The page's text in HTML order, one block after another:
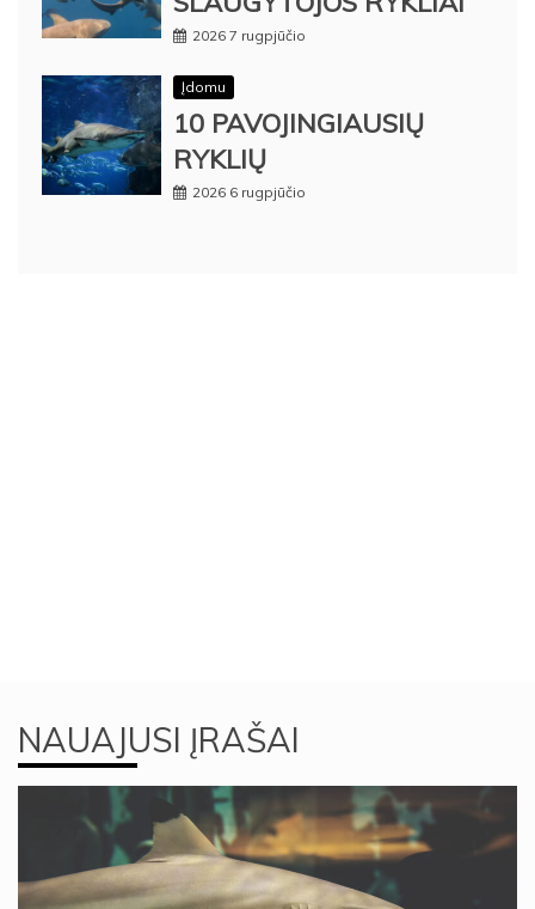
2026 7 rugpjūčio
Įdomu
10 PAVOJINGIAUSIŲ
RYKLIŲ
2026 6 rugpjūčio
NAUAJUSI ĮRAŠAI